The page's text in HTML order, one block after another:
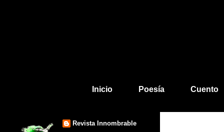
Inicio Poesía Cuento
Revista Innombrable